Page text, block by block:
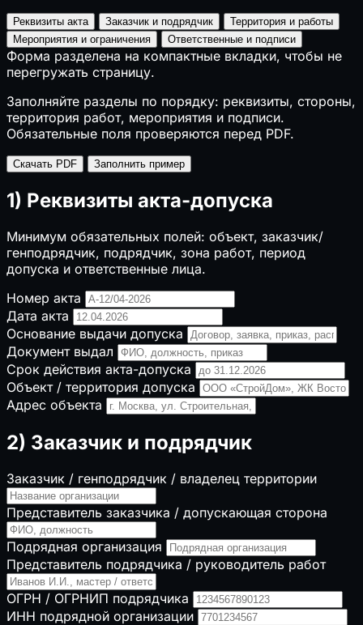
Реквизиты акта Заказчик и подрядчик
Территория и работы
Мероприятия и ограничения
Ответственные и подписи
Форма разделена на компактные вкладки, чтобы не
перегружать страницу.
Заполняйте разделы по порядку: реквизиты, стороны,
территория работ, мероприятия и подписи.
Обязательные поля проверяются перед PDF.
Скачать PDF Заполнить пример
1) Реквизиты акта-допуска
Минимум обязательных полей: объект, заказчик/
генподрядчик, подрядчик, зона работ, период
допуска и ответственные лица.
Номер акта
Дата акта
Основание выдачи допуска
Документ выдал
Срок действия акта-допуска
Объект / территория допуска
Адрес объекта
2) Заказчик и подрядчик
Заказчик / генподрядчик / владелец территории
Представитель заказчика / допускающая сторона
Подрядная организация
Представитель подрядчика / руководитель работ
ОГРН / ОГРНИП подрядчика
ИНН подрядной организации